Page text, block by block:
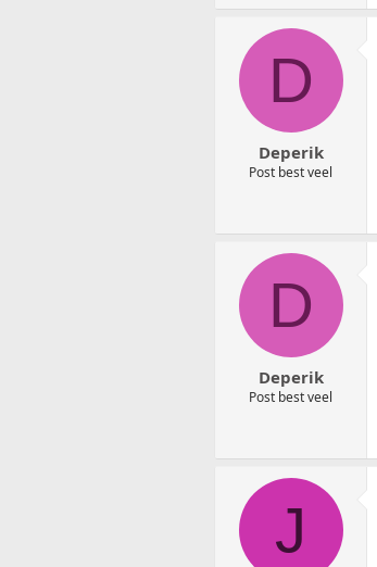
D
Deperik
Post best veel
D
Deperik
Post best veel
J